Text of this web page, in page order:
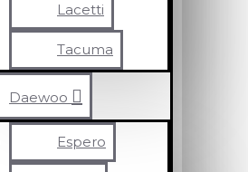
Lacetti
Tacuma
Daewoo
Espero